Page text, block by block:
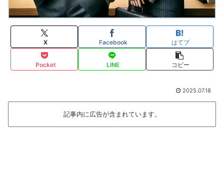
X Facebook はてブ
Pocket LINE コピー
2025.07.18
記事内に広告が含まれています。